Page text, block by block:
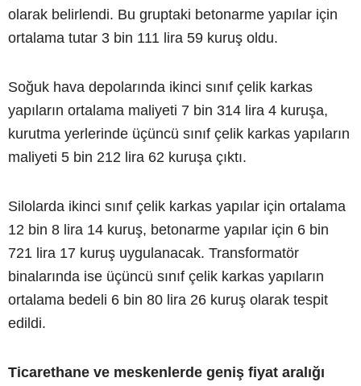
olarak belirlendi. Bu gruptaki betonarme yapılar için
ortalama tutar 3 bin 111 lira 59 kuruş oldu.
Soğuk hava depolarında ikinci sınıf çelik karkas
yapıların ortalama maliyeti 7 bin 314 lira 4 kuruşa,
kurutma yerlerinde üçüncü sınıf çelik karkas yapıların
maliyeti 5 bin 212 lira 62 kuruşa çıktı.
Silolarda ikinci sınıf çelik karkas yapılar için ortalama
12 bin 8 lira 14 kuruş, betonarme yapılar için 6 bin
721 lira 17 kuruş uygulanacak. Transformatör
binalarında ise üçüncü sınıf çelik karkas yapıların
ortalama bedeli 6 bin 80 lira 26 kuruş olarak tespit
edildi.
Ticarethane ve meskenlerde geniş fiyat aralığı